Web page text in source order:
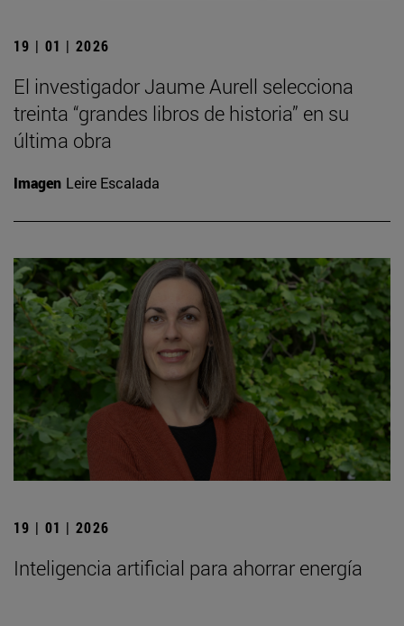
19 | 01 | 2026
El investigador Jaume Aurell selecciona
treinta “grandes libros de historia” en su
última obra
Imagen Leire Escalada
19 | 01 | 2026
Inteligencia artificial para ahorrar energía